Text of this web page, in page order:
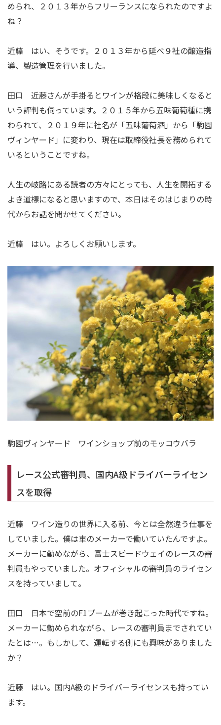
められ、２０１３年からフリーランスになられたのですよ
ね？
近藤 はい、そうです。２０１３年から延べ９社の醸造指
導、製造管理を行いました。
田口 近藤さんが手掛るとワインが格段に美味しくなると
いう評判も伺っています。２０１５年から五味葡萄種に携
わられて、２０１９年に社名が「五味葡萄酒」から「駒園
ヴィンヤード」に変わり、現在は取締役社長を務められて
いるということですね。
人生の岐路にある読者の方々にとっても、人生を開拓する
よき道標になると思いますので、本日はそのはじまりの時
代からお話を聞かせてください。
近藤 はい。よろしくお願いします。
駒園ヴィンヤード ワインショップ前のモッコウバラ
レース公式審判員、国内A級ドライバーライセン
スを取得
近藤 ワイン造りの世界に入る前、今とは全然違う仕事を
していました。僕は車のメーカーで働いていたんですよ。
メーカーに勤めながら、富士スピードウェイのレースの審
判員もやっていました。オフィシャルの審判員のライセン
スを持っていまして。
田口 日本で空前のF1ブームが巻き起こった時代ですね。
メーカーに勤められながら、レースの審判員までされてい
たとは…。もしかして、運転する側にも興味がありました
か？
近藤 はい。国内A級のドライバーライセンスも持ってい
ます。